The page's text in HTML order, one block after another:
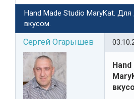
Hand Made Studio MaryKat.
вкусом.
Сергей Огарышев